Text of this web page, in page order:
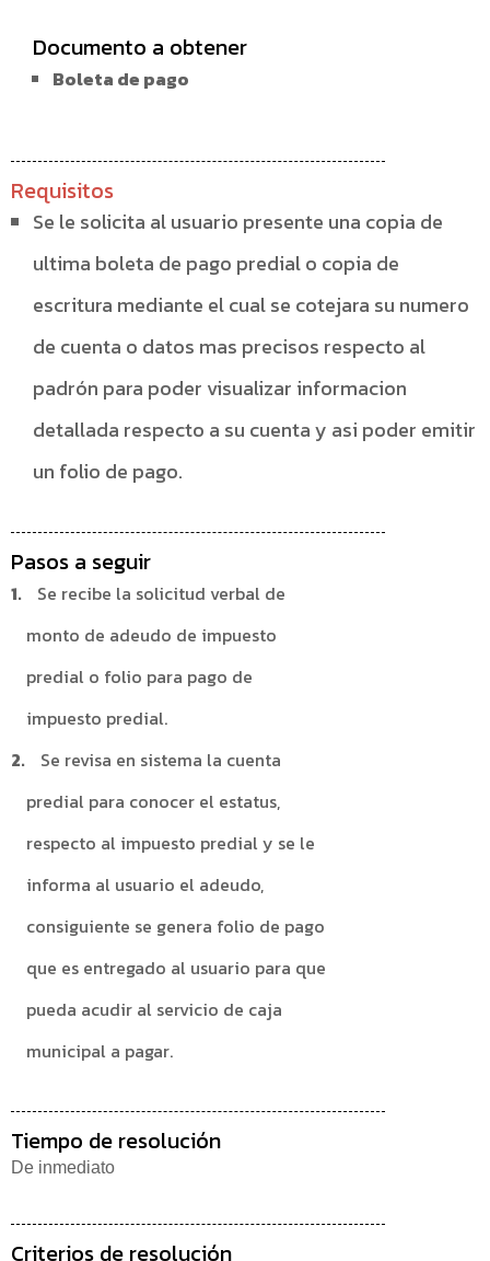
Documento a obtener
Boleta de pago
Requisitos
Se le solicita al usuario presente una copia de
ultima boleta de pago predial o copia de
escritura mediante el cual se cotejara su numero
de cuenta o datos mas precisos respecto al
padrón para poder visualizar informacion
detallada respecto a su cuenta y asi poder emitir
un folio de pago.
Pasos a seguir
Se recibe la solicitud verbal de
monto de adeudo de impuesto
predial o folio para pago de
impuesto predial.
Se revisa en sistema la cuenta
predial para conocer el estatus,
respecto al impuesto predial y se le
informa al usuario el adeudo,
consiguiente se genera folio de pago
que es entregado al usuario para que
pueda acudir al servicio de caja
municipal a pagar.
Tiempo de resolución
De inmediato
Criterios de resolución